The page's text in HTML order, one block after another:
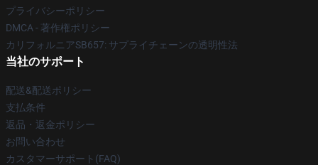
プライバシーポリシー
DMCA - 著作権ポリシー
カリフォルニアSB657: サプライチェーンの透明性法
当社のサポート
配送&配送ポリシー
支払条件
返品・返金ポリシー
お問い合わせ
カスタマーサポート(FAQ)